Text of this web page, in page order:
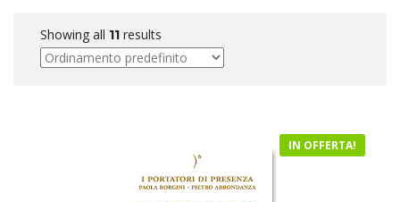
Showing all 11 results
IN OFFERTA!